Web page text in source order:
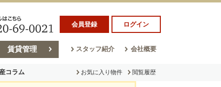
会員登録 ログイン
賃貸管理 スタッフ紹介 会社概要
コラム お気に入り物件 閲覧履歴